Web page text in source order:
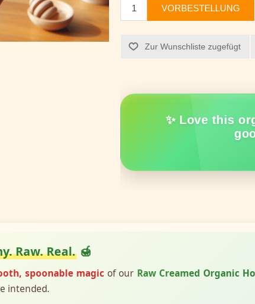
VORBESTELLUNG
Zur Wunschliste zugefügt
✨ Love this
Raw. Real. 🍯
spoonable magicof our Raw Creamed Organic
intended.